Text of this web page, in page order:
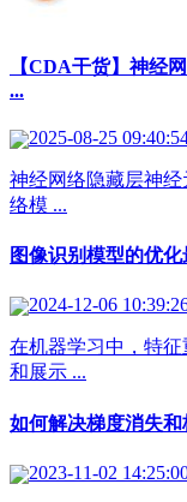
【CDA干货】神经
...
2025-08-25
神经网络隐藏层神
络模 ...
图像识别模型的优
2024-12-06
在机器学习中，特
和展示 ...
如何解决梯度消失和
2023-11-02